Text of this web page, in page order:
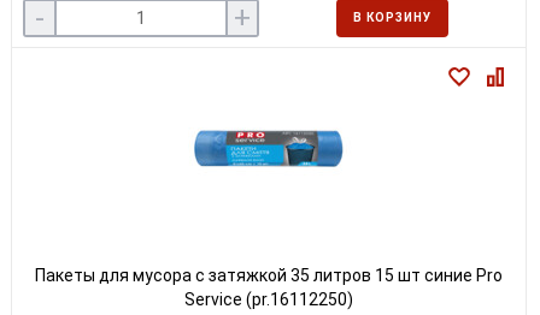
- + В КОРЗИНУ
Пакеты для мусора с затяжкой 35 литров 15 шт синие Pro
Service (pr.16112250)